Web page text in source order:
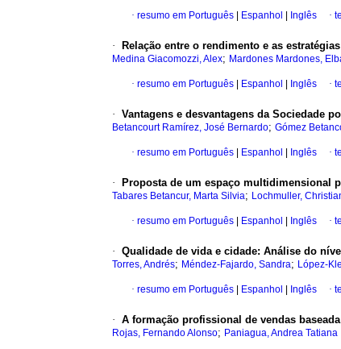
· resumo em Português Espanhol Inglês ·
· Relação entre o rendimento e as
Medina Giacomozzi, Alex; Mardones Mardones,
· resumo em Português Espanhol Inglês ·
· Vantagens e desvantagens da Sociedade
Betancourt Ramírez, José Bernardo; Gómez
· resumo em Português Espanhol Inglês ·
· Proposta de um espaço multidimensional
Tabares Betancur, Marta Silvia; Lochmuller,
· resumo em Português Espanhol Inglês ·
· Qualidade de vida e cidade: Análise do
Torres, Andrés; Méndez-Fajardo, Sandra; López-
· resumo em Português Espanhol Inglês ·
· A formação profissional de vendas
Rojas, Fernando Alonso; Paniagua, Andrea Tatiana